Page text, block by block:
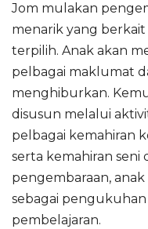
Jom mulakan
menarik yang
terpilih. Anak akan
pelbagai maklumat
menghiburkan.
disusun melalui
pelbagai kemahiran
serta kemahiran seni
pengembaraan,
sebagai
pembelajaran.